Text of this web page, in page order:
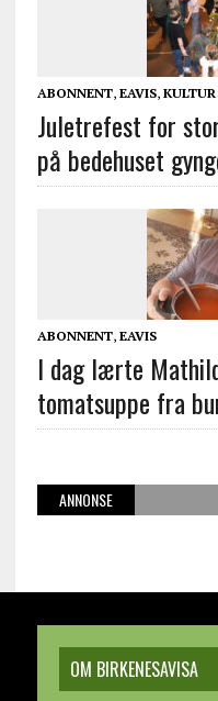
ABONNENT, EAVIS, KULTUR
Juletrefest for
på bedehuset
ABONNENT, EAVIS
I dag lærte
tomatsuppe fra
ANNONSE
OM BIRKENESAVISA